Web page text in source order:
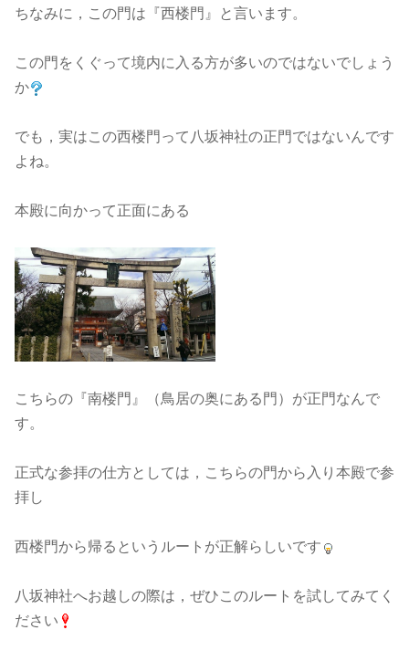
ちなみに，この門は『西楼門』と言います。
この門をくぐって境内に入る方が多いのではないでしょう
か
でも，実はこの西楼門って八坂神社の正門ではないんです
よね。
本殿に向かって正面にある
こちらの『南楼門』（鳥居の奥にある門）が正門なんで
す。
正式な参拝の仕方としては，こちらの門から入り本殿で参
拝し
西楼門から帰るというルートが正解らしいです
八坂神社へお越しの際は，ぜひこのルートを試してみてく
ださい